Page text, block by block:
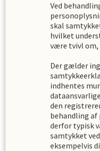
Ved
skal
hvilket
være tvivl om,
Der gælder
indhentes
den
behandling af
derfor typisk
samtykket
eksempelvis